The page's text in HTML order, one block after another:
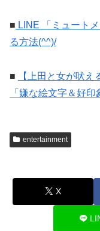
■ LINE 「ミュート
る方法(^^)/
■
【上田と女が吠
「嫌な絵文字＆好
entertainment
X